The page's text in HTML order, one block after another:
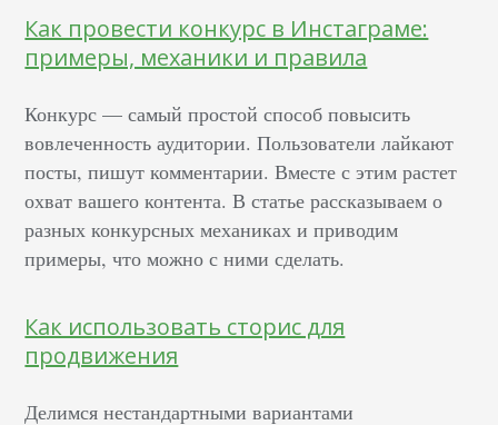
Как провести конкурс в Инстаграме:
примеры, механики и правила
Конкурс — самый простой способ повысить
вовлеченность аудитории. Пользователи лайкают
посты, пишут комментарии. Вместе с этим растет
охват вашего контента. В статье рассказываем о
разных конкурсных механиках и приводим
примеры, что можно с ними сделать.
Как использовать сторис для
продвижения
Делимся нестандартными вариантами